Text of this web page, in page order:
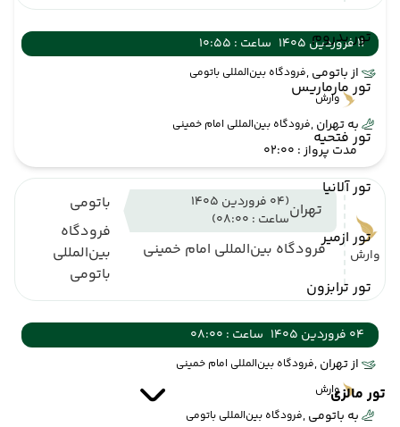
تور بدروم
تور مارماریس
تور فتحیه
تور آلانیا
تور ازمیر
تور ترابزون
تور مالزی
11 فروردین 1405
ساعت : 10:55
از باتومی ,فرودگاه بین‌المللی باتومی
وارش
به تهران ,فرودگاه بین‌المللی امام خمینی
مدت پرواز : 02:00
وارش
تهران
(04 فروردین 1405
ساعت : 08:00)
فرودگاه بین‌المللی امام خمینی
باتومی
فرودگاه
بین‌المللی
باتومی
04 فروردین 1405
ساعت : 08:00
از تهران ,فرودگاه بین‌المللی امام خمینی
وارش
به باتومی ,فرودگاه بین‌المللی باتومی